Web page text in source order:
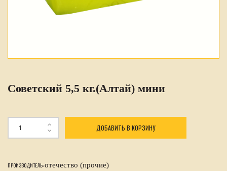
Советский 5,5 кг.(Алтай) мини
ДОБАВИТЬ В КОРЗИНУ
ПРОИЗВОДИТЕЛЬ:отечество (прочие)